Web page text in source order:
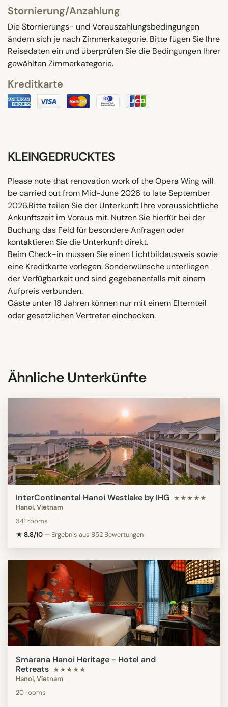
Stornierung/Anzahlung
Die Stornierungs- und Vorauszahlungsbedingungen
ändern sich je nach Zimmerkategorie. Bitte fügen Sie Ihre
Reisedaten ein und überprüfen Sie die Bedingungen Ihrer
gewählten Zimmerkategorie.
Kreditkarte
KLEINGEDRUCKTES
Please note that renovation work of the Opera Wing will
be carried out from Mid-June 2026 to late September
2026.Bitte teilen Sie der Unterkunft Ihre voraussichtliche
Ankunftszeit im Voraus mit. Nutzen Sie hierfür bei der
Buchung das Feld für besondere Anfragen oder
kontaktieren Sie die Unterkunft direkt.
Beim Check-in müssen Sie einen Lichtbildausweis sowie
eine Kreditkarte vorlegen. Sonderwünsche unterliegen
der Verfügbarkeit und sind gegebenenfalls mit einem
Aufpreis verbunden.
Gäste unter 18 Jahren können nur mit einem Elternteil
oder gesetzlichen Vertreter einchecken.
Ähnliche Unterkünfte
InterContinental Hanoi Westlake by IHG ★★★★★
Hanoi, Vietnam
341 rooms
★ 8.8/10 — Ergebnis aus 852 Bewertungen
Smarana Hanoi Heritage - Hotel and
Retreats ★★★★★
Hanoi, Vietnam
20 rooms